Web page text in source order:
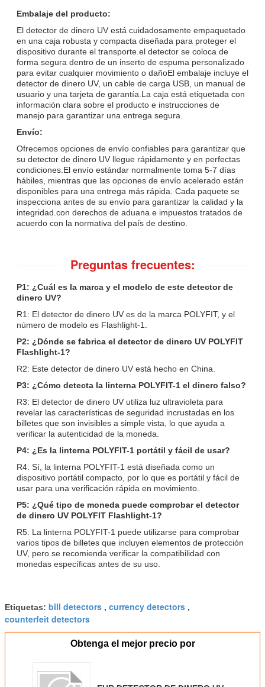
Embalaje del producto:
El detector de dinero UV está cuidadosamente empaquetado
en una caja robusta y compacta diseñada para proteger el
dispositivo durante el transporte.el detector se coloca de
forma segura dentro de un inserto de espuma personalizado
para evitar cualquier movimiento o dañoEl embalaje incluye el
detector de dinero UV, un cable de carga USB, un manual de
usuario y una tarjeta de garantía.La caja está etiquetada con
información clara sobre el producto e instrucciones de
manejo para garantizar una entrega segura.
Envío:
Ofrecemos opciones de envío confiables para garantizar que
su detector de dinero UV llegue rápidamente y en perfectas
condiciones.El envío estándar normalmente toma 5-7 días
hábiles, mientras que las opciones de envío acelerado están
disponibles para una entrega más rápida. Cada paquete se
inspecciona antes de su envío para garantizar la calidad y la
integridad.con derechos de aduana e impuestos tratados de
acuerdo con la normativa del país de destino.
Preguntas frecuentes:
P1: ¿Cuál es la marca y el modelo de este detector de
dinero UV?
R1: El detector de dinero UV es de la marca POLYFIT, y el
número de modelo es Flashlight-1.
P2: ¿Dónde se fabrica el detector de dinero UV POLYFIT
Flashlight-1?
R2: Este detector de dinero UV está hecho en China.
P3: ¿Cómo detecta la linterna POLYFIT-1 el dinero falso?
R3: El detector de dinero UV utiliza luz ultravioleta para
revelar las características de seguridad incrustadas en los
billetes que son invisibles a simple vista, lo que ayuda a
verificar la autenticidad de la moneda.
P4: ¿Es la linterna POLYFIT-1 portátil y fácil de usar?
R4: Sí, la linterna POLYFIT-1 está diseñada como un
dispositivo portátil compacto, por lo que es portátil y fácil de
usar para una verificación rápida en movimiento.
P5: ¿Qué tipo de moneda puede comprobar el detector
de dinero UV POLYFIT Flashlight-1?
R5: La linterna POLYFIT-1 puede utilizarse para comprobar
varios tipos de billetes que incluyen elementos de protección
UV, pero se recomienda verificar la compatibilidad con
monedas específicas antes de su uso.
Etiquetas: bill detectors , currency detectors ,
counterfeit detectors
Obtenga el mejor precio por